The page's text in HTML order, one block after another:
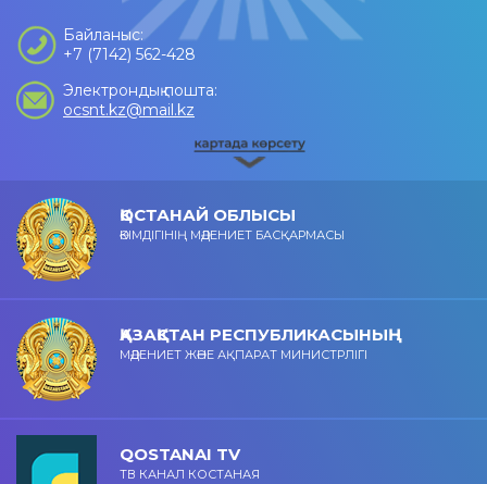
Байланыс:
+7 (7142) 562-428
Электрондық пошта:
ocsnt.kz@mail.kz
ҚОСТАНАЙ ОБЛЫСЫ
ӘКІМДІГІНІҢ МӘДЕНИЕТ БАСҚАРМАСЫ
ҚАЗАҚСТАН РЕСПУБЛИКАСЫНЫҢ
МӘДЕНИЕТ ЖӘНЕ АҚПАРАТ МИНИСТРЛІГІ
QOSTANAI TV
ТВ КАНАЛ КОСТАНАЯ